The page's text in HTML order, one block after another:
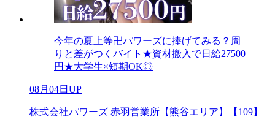
今年の夏上等卍パワーズに捧げてみる？周
りと差がつくバイト★資材搬入で日給27500
円★大学生×短期OK◎
08月04日UP
株式会社パワーズ 赤羽営業所【熊谷エリア】【109】